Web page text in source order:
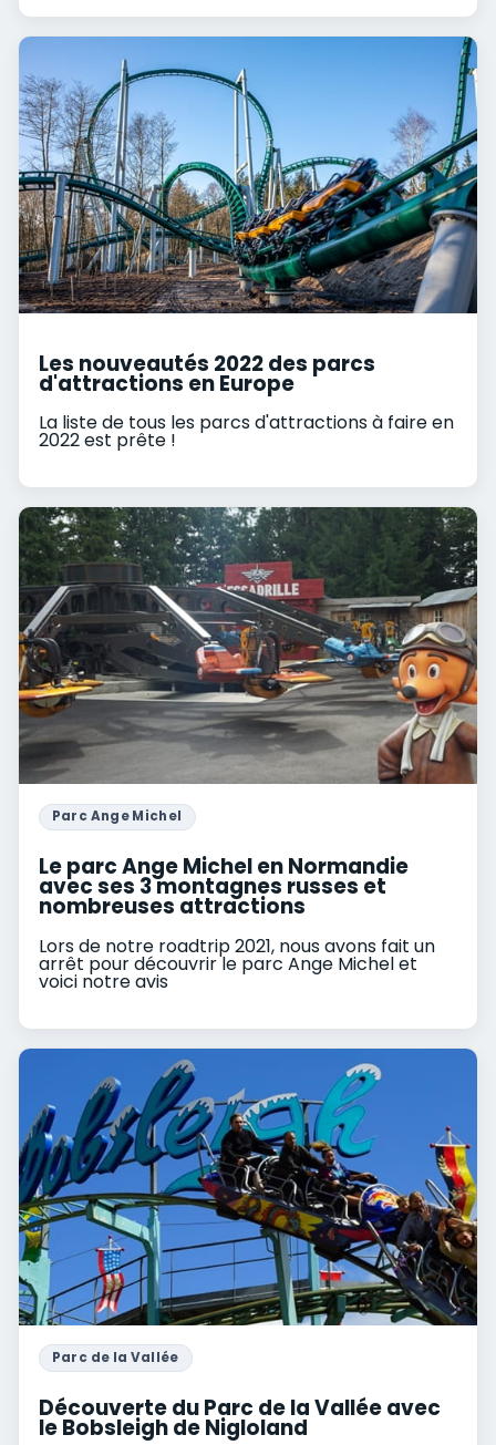
Les nouveautés 2022 des parcs
d'attractions en Europe
La liste de tous les parcs d'attractions à faire en
2022 est prête !
Parc Ange Michel
Le parc Ange Michel en Normandie
avec ses 3 montagnes russes et
nombreuses attractions
Lors de notre roadtrip 2021, nous avons fait un
arrêt pour découvrir le parc Ange Michel et
voici notre avis
Parc de la Vallée
Découverte du Parc de la Vallée avec
le Bobsleigh de Nigloland